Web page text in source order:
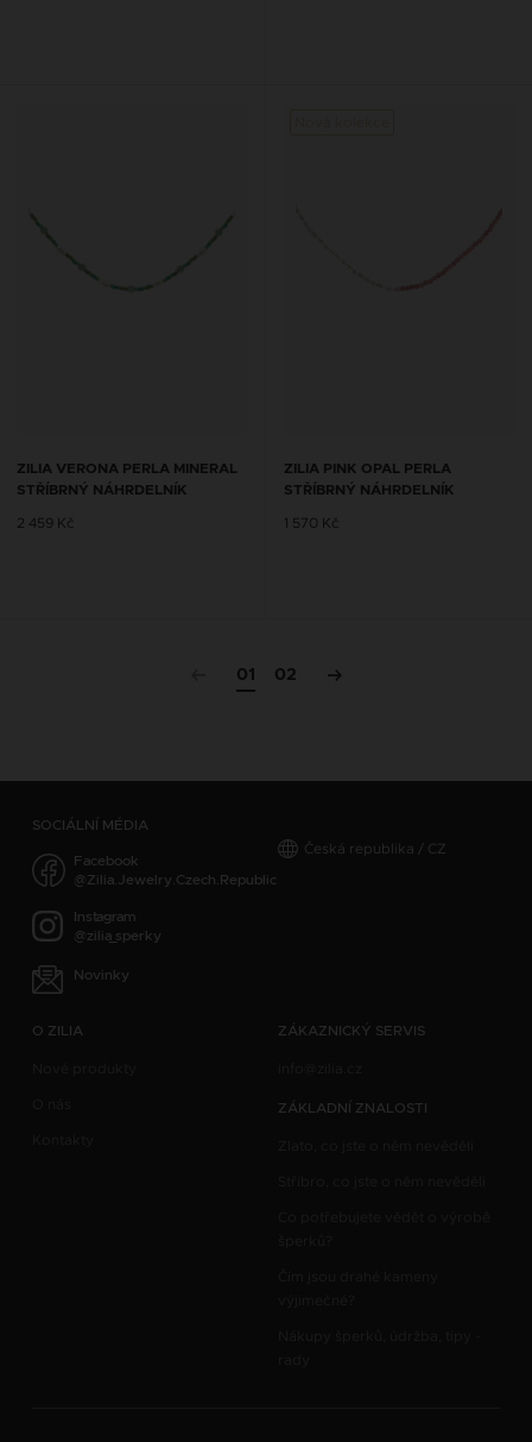
ZILIA VERONA PERLA MINERAL
STŘÍBRNÝ NÁHRDELNÍK
2 459 Kč
ZILIA PINK OPAL PERLA
STŘÍBRNÝ NÁHRDELNÍK
1 570 Kč
01 02
SOCIÁLNÍ MÉDIA
Facebook
@Zilia.Jewelry.Czech.Republic
Instagram
@zilia_sperky
Novinky
Česká republika / CZ
O ZILIA ZÁKAZNICKÝ SERVIS
ZÁKLADNÍ ZNALOSTI